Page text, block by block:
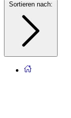
Sortieren nach